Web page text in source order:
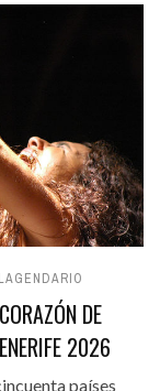
DE
2026
países